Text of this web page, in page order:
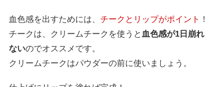
血色感を出すためには、 チークとリップがポイント ！
チークは、クリームチークを使うと 血色感が1日崩れ
ないのでオススメです。
クリームチークはパウダーの前に使いましょう。